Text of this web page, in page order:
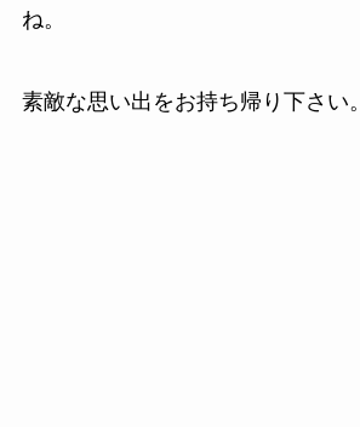
ね。
素敵な思い出をお持ち帰り下さい。